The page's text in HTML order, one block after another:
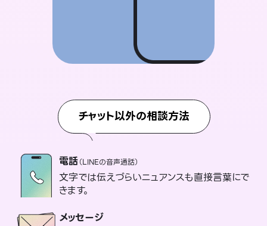
チャット以外の相談方法
電話（LINEの音声通話）
文字では伝えづらいニュアンスも直接言葉にで
きます。
メッセージ